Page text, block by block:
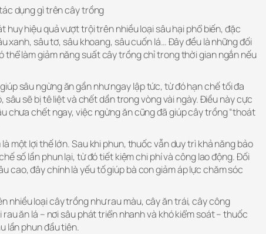
dụng gì trên cây trồng
huy hiệu quả vượt trội trên nhiều loại sâu hại phổ biến, đặc
xanh, sâu tơ, sâu khoang, sâu cuốn lá… Đây đều là những đối
thể làm giảm năng suất cây trồng chỉ trong thời gian ngắn nếu
sâu ngừng ăn gần như ngay lập tức, từ đó hạn chế tối đa
sâu sẽ bị tê liệt và chết dần trong vòng vài ngày. Điều này cực
chưa chết ngay, việc ngừng ăn cũng đã giúp cây trồng “thoát
một lợi thế lớn. Sau khi phun, thuốc vẫn duy trì khả năng bảo
số lần phun lại, từ đó tiết kiệm chi phí và công lao động. Đối
cao, đây chính là yếu tố giúp bà con giảm áp lực chăm sóc
nhiều loại cây trồng như rau màu, cây ăn trái, cây công
ăn lá – nơi sâu phát triển nhanh và khó kiểm soát – thuốc
lần phun đầu tiên.